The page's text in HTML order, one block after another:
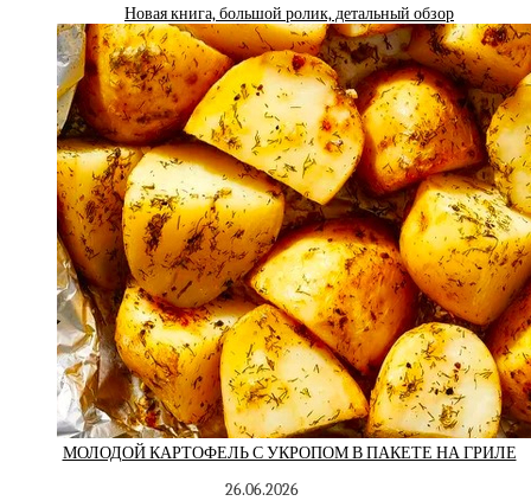
Новая книга, большой ролик, детальный обзор
МОЛОДОЙ КАРТОФЕЛЬ С УКРОПОМ В ПАКЕТЕ НА ГРИЛЕ
26.06.2026